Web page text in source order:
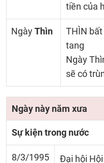
tiền của
NgàyThìn
THÌN
tang
Ngày
sẽ có
Ngày này năm xưa
Sự kiện trong nước
8/3/1995
Đại hội